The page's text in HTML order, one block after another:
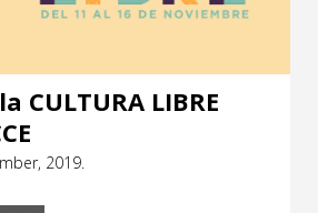
CULTURA LIBRE
2019.